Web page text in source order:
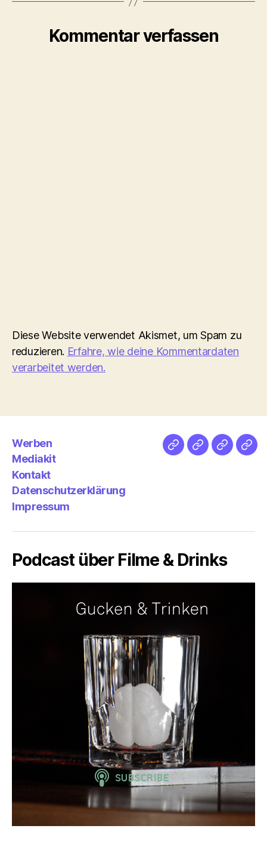
Kommentar verfassen
Diese Website verwendet Akismet, um Spam zu
reduzieren. Erfahre, wie deine Kommentardaten
verarbeitet werden.
Werben
Mediakit
Kontakt
Datenschutzerklärung
Impressum
NetzMedien
Podcast über Filme & Drinks